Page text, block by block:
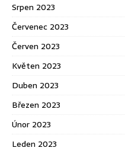
Srpen 2023
Červenec 2023
Červen 2023
Květen 2023
Duben 2023
Březen 2023
Únor 2023
Leden 2023